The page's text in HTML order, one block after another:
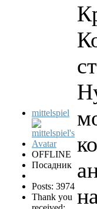
mittelspiel
OFFLINE
Посадник
Posts: 3974
Thank you